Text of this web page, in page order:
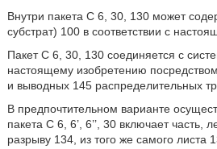
Внутри пакета С 6, 30, 130 может
субстрат) 100 в соответствии с
Пакет С 6, 30, 130 соединяется с
настоящему изобретению
и выводных 145 распределительных
В предпочтительном варианте
пакета С 6, 6’, 6’’, 30 включает часть,
разрыву 134, из того же самого листа